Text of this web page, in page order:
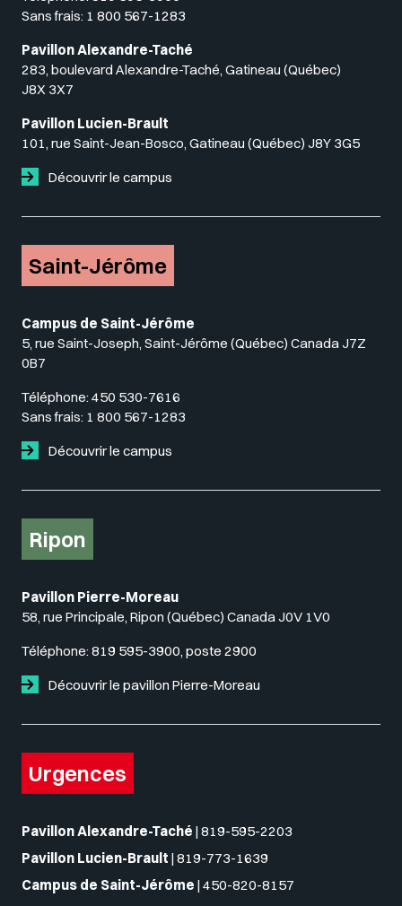
Sans frais: 1 800 567-1283
Pavillon Alexandre-Taché
283, boulevard Alexandre-Taché, Gatineau (Québec)
J8X 3X7
Pavillon Lucien-Brault
101, rue Saint-Jean-Bosco, Gatineau (Québec) J8Y 3G5
Découvrir le campus
Saint-Jérôme
Campus de Saint-Jérôme
5, rue Saint-Joseph, Saint-Jérôme (Québec) Canada J7Z
0B7
Téléphone: 450 530-7616
Sans frais: 1 800 567-1283
Découvrir le campus
Ripon
Pavillon Pierre-Moreau
58, rue Principale, Ripon (Québec) Canada J0V 1V0
Téléphone: 819 595-3900, poste 2900
Découvrir le pavillon Pierre-Moreau
Urgences
Pavillon Alexandre-Taché | 819-595-2203
Pavillon Lucien-Brault | 819-773-1639
Campus de Saint-Jérôme | 450-820-8157